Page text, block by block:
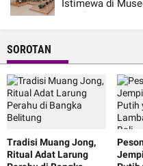
Istimewa di
Musik Arizona
SOROTAN
Tradisi Muang Jong,
Ritual Adat Larung